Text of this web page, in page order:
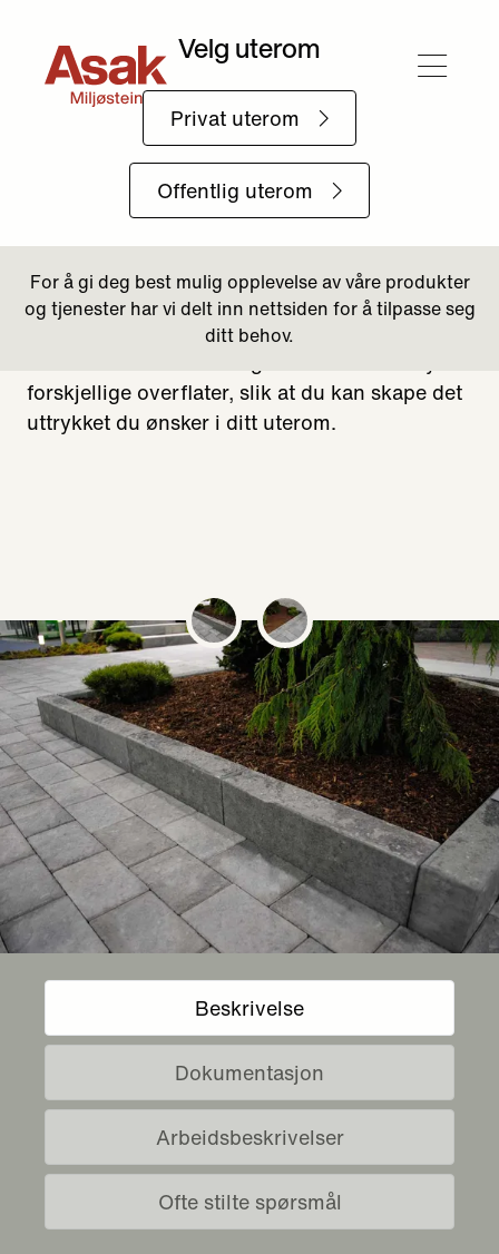
Produkter Kantstein Relieff kantstein
Relieff kantstein
Fullfør ditt Relieff-dekke med Asak Relieff
forskjellige overflater, slik at du kan skape det
uttrykket du ønsker i ditt uterom.